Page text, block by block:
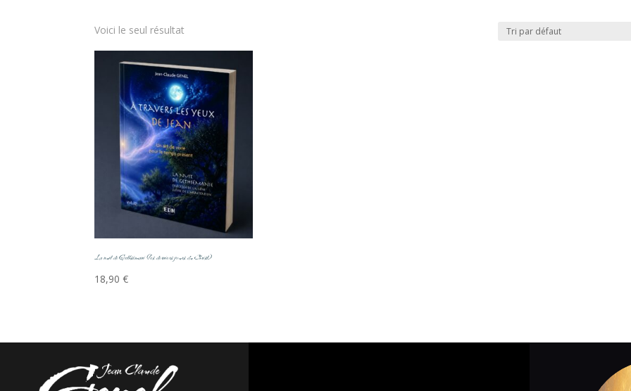
Voici le seul résultat
La nuit de Gethsémani (les derniers jours du Christ)
18,90€